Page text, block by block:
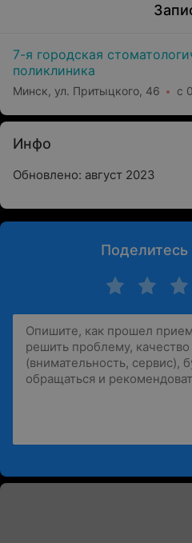
7-я городская
поликлиника
Минск, ул. Притыцкого, 46 с
Инфо
Обновлено: август 2023